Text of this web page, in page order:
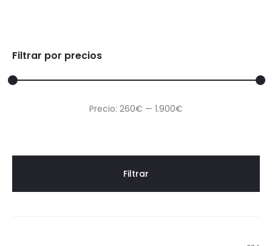
Filtrar por precios
Precio
Precio
Filtrar
Precio: 260€ — 1.900€